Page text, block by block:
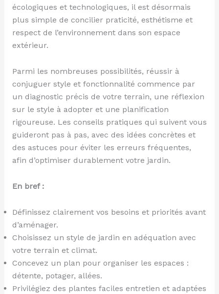
écologiques et technologiques, il est désormais
plus simple de concilier praticité, esthétisme et
respect de l’environnement dans son espace
extérieur.
Parmi les nombreuses possibilités, réussir à
conjuguer style et fonctionnalité commence par
un diagnostic précis de votre terrain, une réflexion
sur le style à adopter et une planification
rigoureuse. Les conseils pratiques qui suivent vous
guideront pas à pas, avec des idées concrètes et
des astuces pour éviter les erreurs fréquentes,
afin d’optimiser durablement votre jardin.
En bref :
Définissez clairement vos besoins et priorités avant
d’aménager.
Choisissez un style de jardin en adéquation avec
votre terrain et climat.
Concevez un plan pour organiser les espaces :
détente, potager, allées.
Privilégiez des plantes faciles entretien et adaptées